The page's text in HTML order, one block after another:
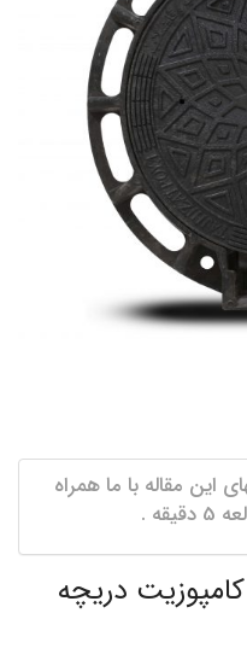
این مقاله با ما همراه
.
دریچه